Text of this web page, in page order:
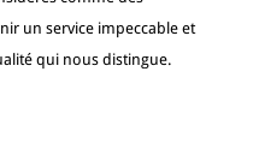
un service impeccable et
qui nous distingue.